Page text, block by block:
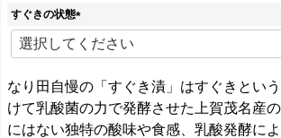
すぐきの状態
(
必
)
なり田自慢の「すぐき漬」はすぐきとい
けて乳酸菌の力で発酵させた上賀茂名産
にはない独特の酸味や食感、乳酸発酵に